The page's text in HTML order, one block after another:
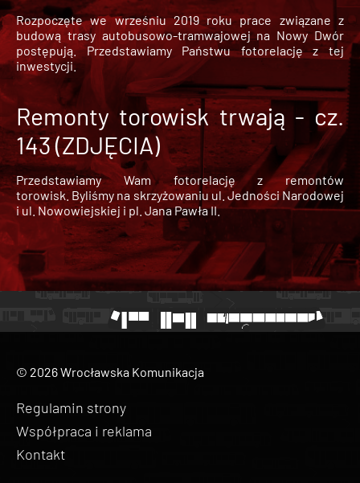
Rozpoczęte we wrześniu 2019 roku prace związane z
budową trasy autobusowo-tramwajowej na Nowy Dwór
postępują. Przedstawiamy Państwu fotorelację z tej
inwestycji.
Remonty torowisk trwają - cz.
143 (ZDJĘCIA)
Przedstawiamy Wam fotorelację z remontów
torowisk. Byliśmy na skrzyżowaniu ul. Jedności Narodowej
i ul. Nowowiejskiej i pl. Jana Pawła II.
© 2026 Wrocławska Komunikacja
Regulamin strony
Współpraca i reklama
Kontakt